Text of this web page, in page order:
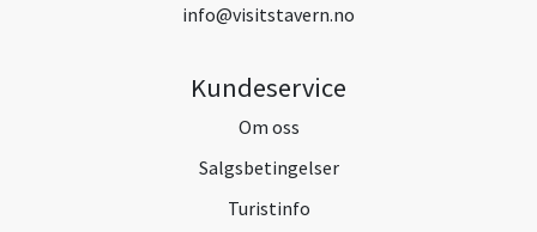
info@visitstavern.no
Kundeservice
Om oss
Salgsbetingelser
Turistinfo